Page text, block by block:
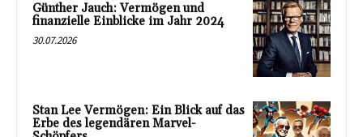
Günther Jauch: Vermögen und
finanzielle Einblicke im Jahr 2024
30.07.2026
Stan Lee Vermögen: Ein Blick auf das
Erbe des legendären Marvel-